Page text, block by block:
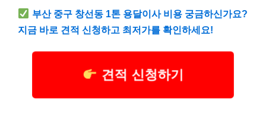
부산 중구 창선동 1톤 용달이사 비용 궁금하신가요?
지금 바로 견적 신청하고 최저가를 확인하세요!
견적 신청하기